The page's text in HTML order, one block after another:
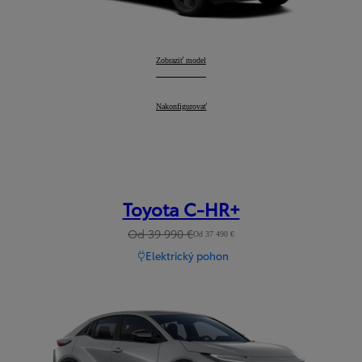
Urban Cruiser:
Zobraziť model
Urban Cruiser:
Nakonfigurovať
Toyota C-HR+
Od 39 990 €Od 37 490 €
Elektrický pohon